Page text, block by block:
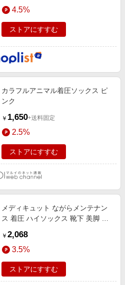
4.5%
ストアにすすむ
カラフルアニマル着圧ソックス ピ
ンク
￥ 1,650+送料固定
2.5%
ストアにすすむ
メディキュット ながらメンテナン
ス 着圧 ハイソックス 靴下 美脚 ML
￥ 2,068
3.5%
ストアにすすむ